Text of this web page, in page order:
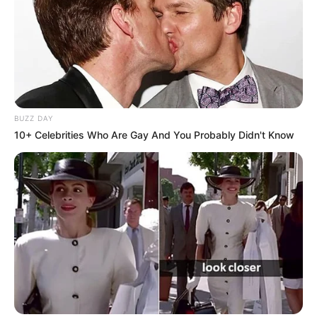
BUZZ DAY
10+ Celebrities Who Are Gay And You Probably Didn't Know